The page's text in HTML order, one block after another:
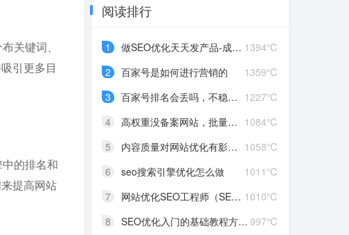
关键词、
引更多目
的排名和
提高网站
阅读排行
1394℃
1
做SEO优化天天发产品-成都...
1359℃
2
百家号是如何进行营销的
1227℃
3
百家号排名会丢吗，不稳定...
1084℃
4
高权重没备案网站，批量降...
1058℃
5
内容质量对网站优化有影响...
1011℃
6
seo搜索引擎优化怎么做
1010℃
7
网站优化SEO工程师（SEO优...
997℃
8 SEO优化入门的基础教程方法...